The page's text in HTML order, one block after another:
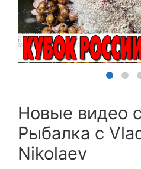
Новые видео
Рыбалка с
Nikolaev